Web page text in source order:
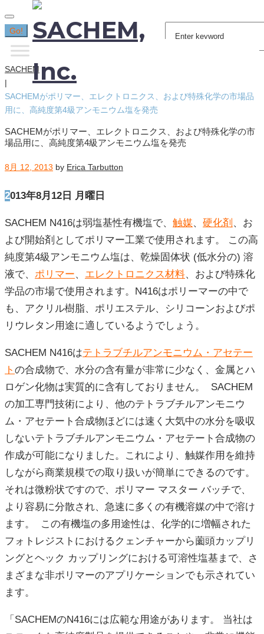
Search
for:
Go!
SACHEM
|
SACHEMがポリマー、エレクトロニクス、および特殊化学の市場品
用に、高純度第4級アンモニウム塩を発売
SACHEMがポリマー、エレクトロニクス、および特殊化学の市
場品用に、高純度第4級アンモニウム塩を発売
8月 12, 2013 by Erica Tarbutton
2013年8月 12 日 月曜日
SACHEM N416は弱塩基性有機塩で、 触媒、 硬化剤 、お
よび開始剤としてポリマー工業で使用されます。 この高
純度第4級アンモニウム塩は、乾燥固体状 (低水分の) 溶
液で、 ポリマー、 エレクトロニクス材料、および特殊化
学品の市場で使用されます。N416はポリーマーの中で
も、アクリル樹脂、ポリエステル、シリコーンおよびポ
リウレタン用途に適しているようでしょう。
SACHEM N416はテトラブチルアンモニウム・アセテー
ト の合成物で、水分の含有量が非常に少なく、金属とハ
ロゲン化物は実質的に含有しておりません。 SACHEM
の加工専門技術により、他のテトラブチルアンモニウ
ム・アセテート合成物ほどには速く大気中の水分を吸収
しないテトラブチルアンモニウム・アセテート合成物の
作成が可能になりました。これにより、触媒作用を維持
しながら商業規模での取り扱いが簡単にできるのです。
それは微粉状ですので、ポリマー マスター バッチで、
より容易に分散され、急速に多くの有機溶媒の中で溶け
ます。 この有機塩の多用途性は、化学的に増幅された
フォトレジストにおけるクェンチャーから薗頭カップリ
ングとヘック カップリングにおける可溶性塩基まで、さ
まざまな非ポリマーのアプリケーションでも示されてい
ます。
「SACHEMのN416には広範な用途があります。 当社は